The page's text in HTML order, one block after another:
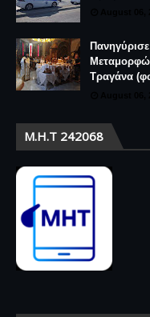
Τραγάνα
Μ.Η.Τ 242068